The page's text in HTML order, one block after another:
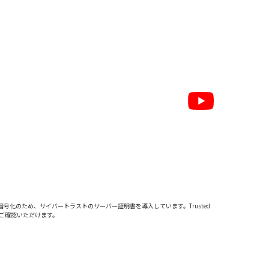
号化のため、サイバートラストのサーバー証明書を導入しています。Trusted
認いただけます。